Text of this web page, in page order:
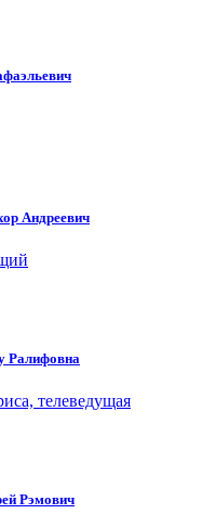
Андреевич
Ралифовна
телеведущая
Рэмович